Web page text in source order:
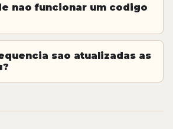
nao funcionar um codigo
sao atualizadas as